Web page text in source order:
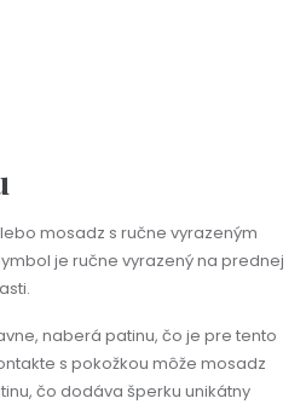
mosadz s ručne vyrazeným
je ručne vyrazený na prednej
naberá patinu, čo je pre tento
s pokožkou môže mosadz
čo dodáva šperku unikátny